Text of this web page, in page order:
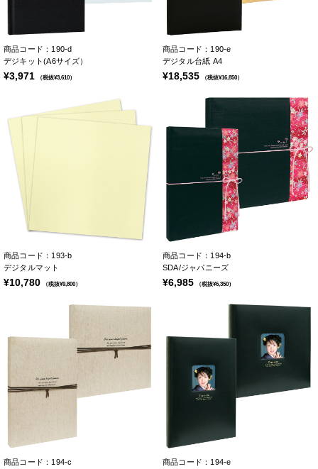
商品コード：190-d
デジキット(A6サイズ）
¥3,971 （税抜¥3,610）
商品コード：190-e
デジタル台紙 A4
¥18,535 （税抜¥16,850）
商品コード：193-b
デジタルマット
¥10,780 （税抜¥9,800）
商品コード：194-b
SDA/ジャパニーズ
¥6,985 （税抜¥6,350）
商品コード：194-c
商品コード：194-e